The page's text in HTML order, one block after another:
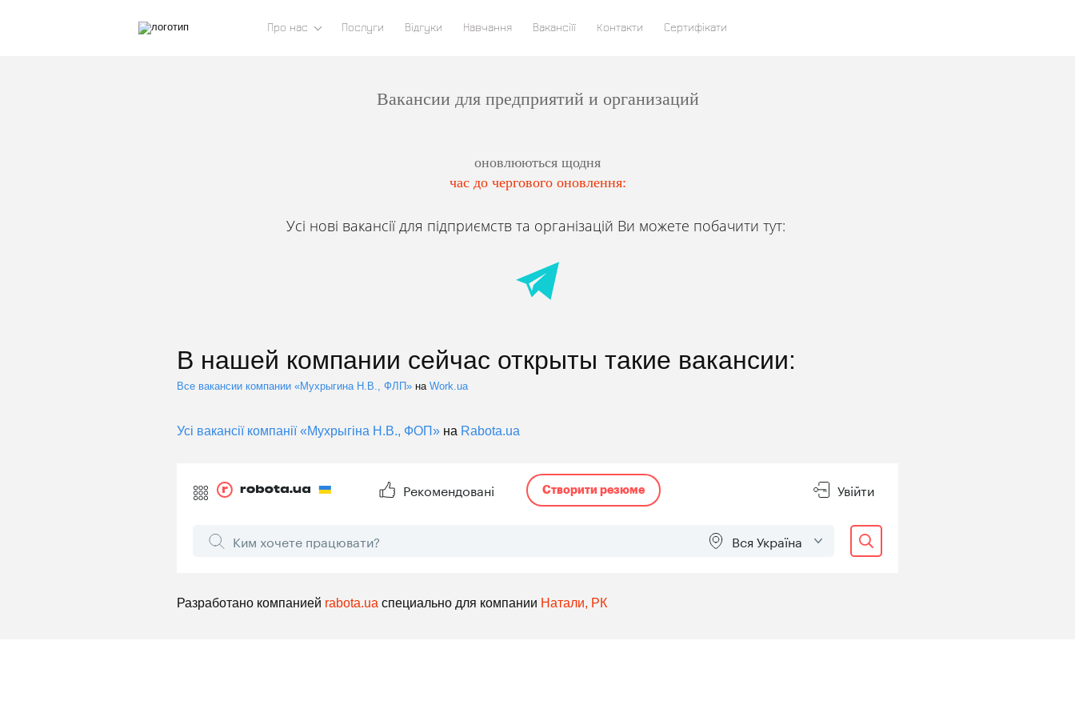
Про нас Послуги Відгуки Навчання Вакансіїї Контакти Сертифікати
Вакансии для предприятий и организаций
оновлюються щодня
час до чергового оновлення:
Усі нові вакансії для підприємств та організацій Ви можете побачити тут:
В нашей компании сейчас открыты такие вакансии:
Все вакансии компании «Мухрыгина Н.В., ФЛП»на Work.ua
Усі вакансії компанії «Мухрыгіна Н.В., ФОП»на Rabota.ua
Разработано компанией rabota.ua специально для компании Натали, РК